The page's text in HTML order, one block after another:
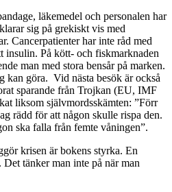
läkemedel och personalen har
sig på grekiskt vis med
Cancerpatienter har inte råd med
insulin. På kött- och fiskmarknaden
man med stora bensår på marken.
kan göra. Vid nästa besök är också
sparande från Trojkan (EU, IMF
liksom självmordsskämten: ”Förr
rädd för att någon skulle rispa den.
ska falla från femte våningen”.
krisen är bokens styrka. En
tänker man inte på när man